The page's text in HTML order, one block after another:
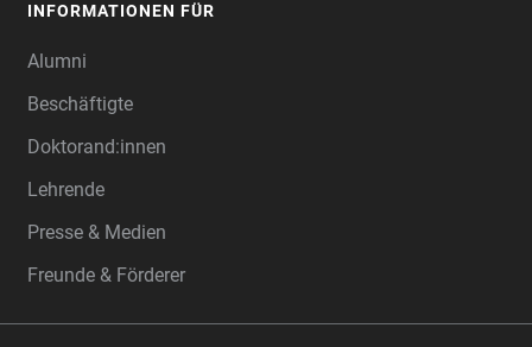
INFORMATIONEN FÜR
Alumni
Beschäftigte
Doktorand:innen
Lehrende
Presse & Medien
Freunde & Förderer